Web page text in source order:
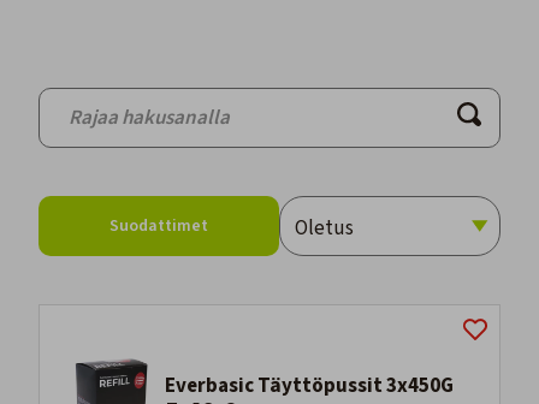
Suodattimet
Everbasic Täyttöpussit 3x450G